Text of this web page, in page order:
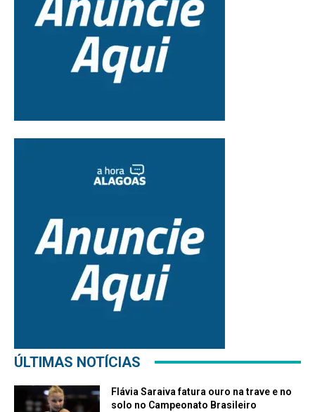
ÚLTIMAS NOTÍCIAS
Flávia Saraiva fatura ouro na trave e no
solo no Campeonato Brasileiro